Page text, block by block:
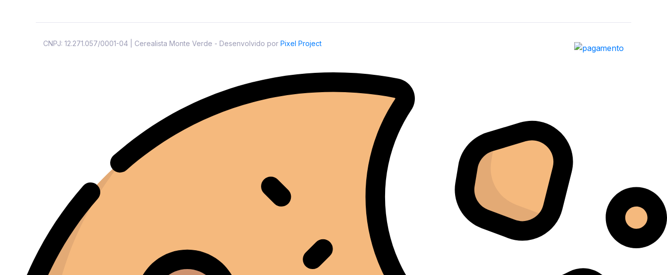
CNPJ: 12.271.057/0001-04 | Cerealista Monte Verde - Desenvolvido por Pixel Project